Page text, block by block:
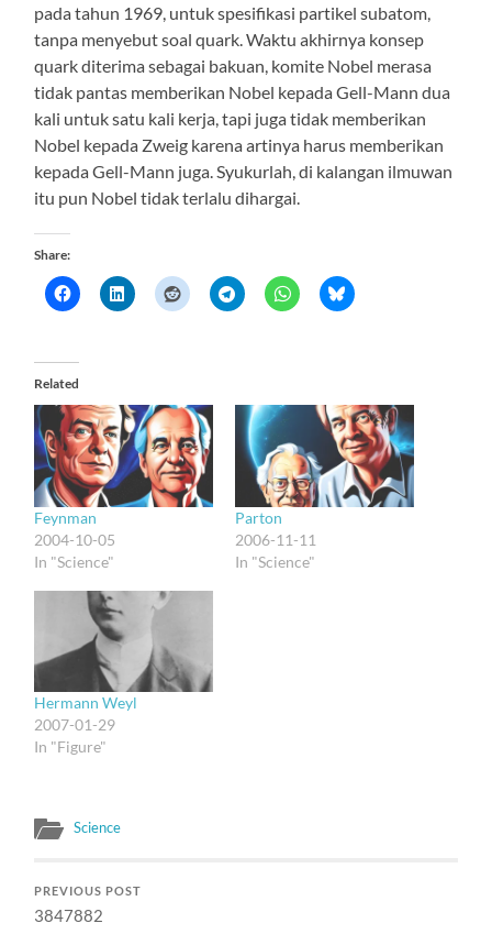
pada tahun 1969, untuk spesifikasi partikel subatom,
tanpa menyebut soal quark. Waktu akhirnya konsep
quark diterima sebagai bakuan, komite Nobel merasa
tidak pantas memberikan Nobel kepada Gell-Mann dua
kali untuk satu kali kerja, tapi juga tidak memberikan
Nobel kepada Zweig karena artinya harus memberikan
kepada Gell-Mann juga. Syukurlah, di kalangan ilmuwan
itu pun Nobel tidak terlalu dihargai.
Share:
Related
Feynman
2004-10-05
In "Science"
Parton
2006-11-11
In "Science"
Hermann Weyl
2007-01-29
In "Figure"
Science
PREVIOUS POST
3847882